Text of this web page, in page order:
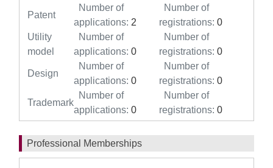
Patent
Number of
applications: 2
Number of
registrations: 0
Utility
model
Number of
applications: 0
Number of
registrations: 0
Design
Number of
applications: 0
Number of
registrations: 0
Trademark
Number of
applications: 0
Number of
registrations: 0
Professional Memberships